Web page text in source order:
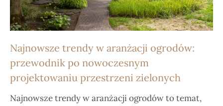
Najnowsze trendy w aranżacji ogrodów:
przewodnik po nowoczesnym
projektowaniu przestrzeni zielonych
Najnowsze trendy w aranżacji ogrodów to temat,